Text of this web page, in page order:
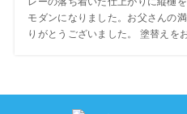
モダンになりました。お父さんの
りがとうございました。 塗替えをお